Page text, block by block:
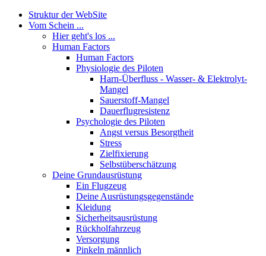
Struktur der WebSite
Vom Schein ...
Hier geht's los ...
Human Factors
Human Factors
Physiologie des Piloten
Harn-Überfluss - Wasser- & Elektrolyt-
Mangel
Sauerstoff-Mangel
Dauerflugresistenz
Psychologie des Piloten
Angst versus Besorgtheit
Stress
Zielfixierung
Selbstüberschätzung
Deine Grundausrüstung
Ein Flugzeug
Deine Ausrüstungsgegenstände
Kleidung
Sicherheitsausrüstung
Rückholfahrzeug
Versorgung
Pinkeln männlich